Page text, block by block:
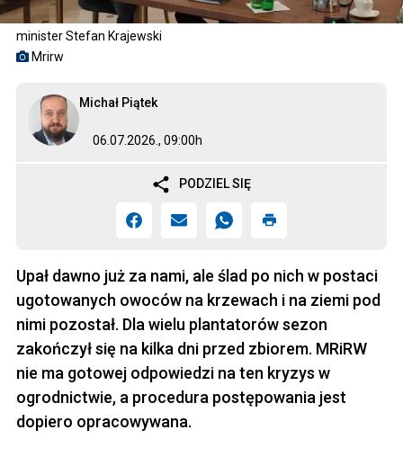
minister Stefan Krajewski
Mrirw
06.07.2026., 09:00h
Michał Piątek
PODZIEL SIĘ
Upał dawno już za nami, ale ślad po nich w postaci
ugotowanych owoców na krzewach i na ziemi pod
nimi pozostał. Dla wielu plantatorów sezon
zakończył się na kilka dni przed zbiorem. MRiRW
nie ma gotowej odpowiedzi na ten kryzys w
ogrodnictwie, a procedura postępowania jest
dopiero opracowywana.